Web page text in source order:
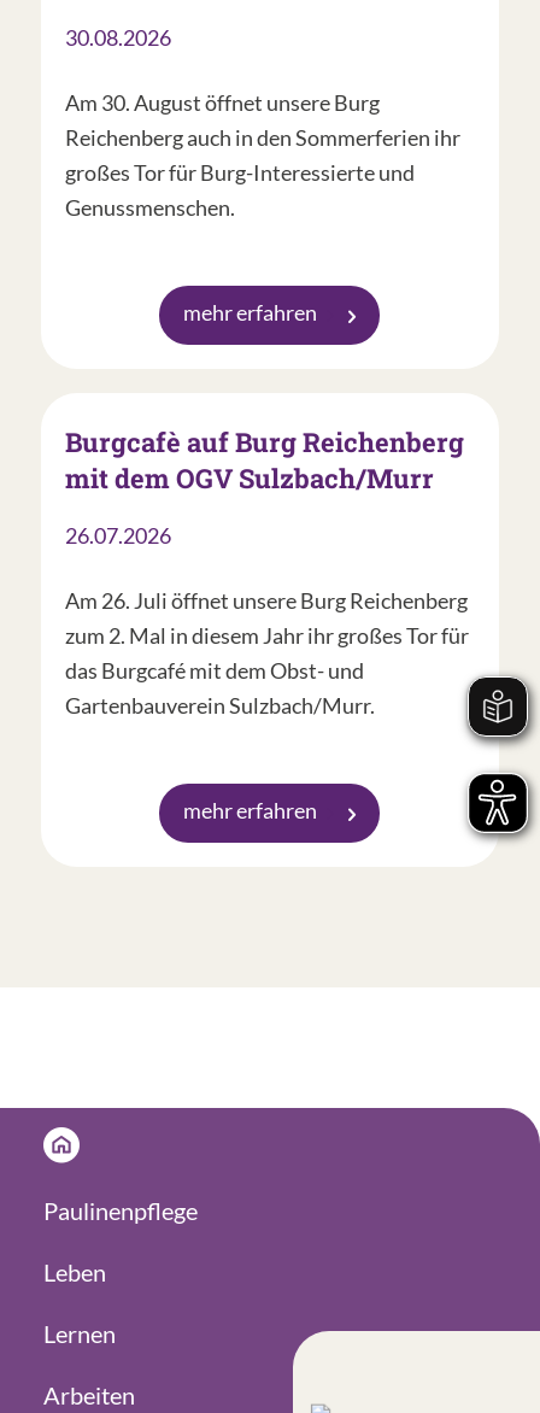
30.08.2026
Am 30. August öffnet unsere Burg
Reichenberg auch in den Sommerferien ihr
großes Tor für Burg-Interessierte und
Genussmenschen.
mehr erfahren
Burgcafè auf Burg Reichenberg
mit dem OGV Sulzbach/Murr
26.07.2026
Am 26. Juli öffnet unsere Burg Reichenberg
zum 2. Mal in diesem Jahr ihr großes Tor für
das Burgcafé mit dem Obst- und
Gartenbauverein Sulzbach/Murr.
mehr erfahren
Paulinenpflege
Leben
Lernen
Arbeiten